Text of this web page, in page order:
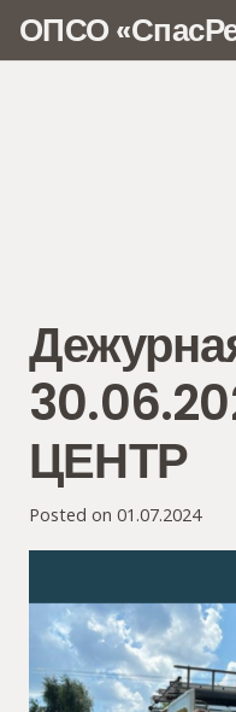
ОПСО
ЦЕНТР
Posted on 01.07.2024